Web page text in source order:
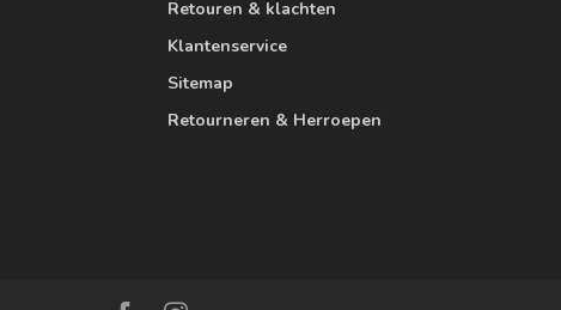
Retouren & klachten
Klantenservice
Sitemap
Retourneren & Herroepen